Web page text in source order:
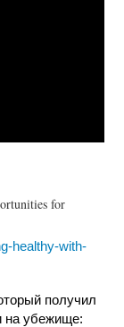
for
healthy-with-
получил
на убежище: